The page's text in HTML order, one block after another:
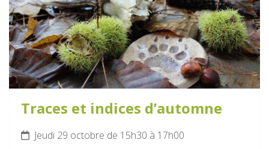
Traces et indices d’automne
Jeudi 29 octobre de 15h30 à 17h00